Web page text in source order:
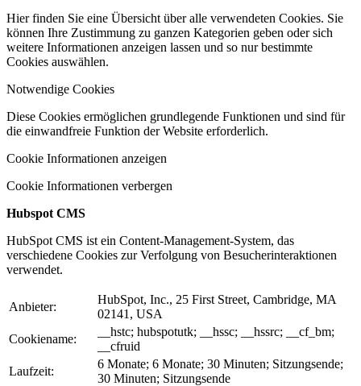
Hier finden Sie eine Übersicht über alle verwendeten Cookies. Sie
können Ihre Zustimmung zu ganzen Kategorien geben oder sich
weitere Informationen anzeigen lassen und so nur bestimmte
Cookies auswählen.
Notwendige Cookies
Diese Cookies ermöglichen grundlegende Funktionen und sind für
die einwandfreie Funktion der Website erforderlich.
Cookie Informationen anzeigen
Cookie Informationen verbergen
Hubspot CMS
HubSpot CMS ist ein Content-Management-System, das
verschiedene Cookies zur Verfolgung von Besucherinteraktionen
verwendet.
Anbieter:
HubSpot, Inc., 25 First Street, Cambridge, MA
02141, USA
Cookiename:
__hstc; hubspotutk; __hssc; __hssrc; __cf_bm;
__cfruid
Laufzeit:
6 Monate; 6 Monate; 30 Minuten; Sitzungsende;
30 Minuten; Sitzungsende